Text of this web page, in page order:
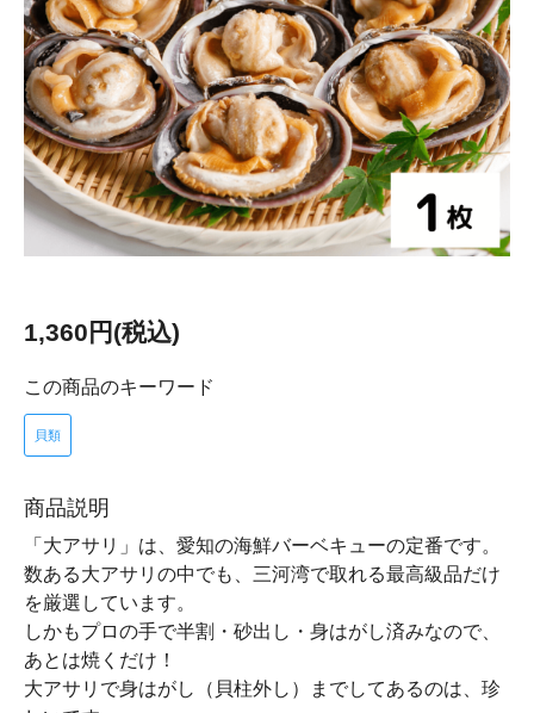
1,360円(税込)
この商品のキーワード
貝類
商品説明
「大アサリ」は、愛知の海鮮バーベキューの定番です。
数ある大アサリの中でも、三河湾で取れる最高級品だけ
を厳選しています。
しかもプロの手で半割・砂出し・身はがし済みなので、
あとは焼くだけ！
大アサリで身はがし（貝柱外し）までしてあるのは、珍